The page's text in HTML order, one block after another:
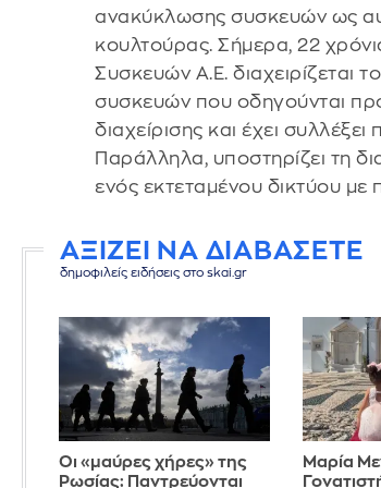
ανακύκλωσης συσκευών ως
κουλτούρας. Σήμερα, 22
Συσκευών Α.Ε. διαχειρίζεται
συσκευών που οδηγούνται
διαχείρισης και έχει
Παράλληλα, υποστηρίζει τη
ενός εκτεταμένου δικτύου
ΑΞΙΖΕΙ ΝΑ ΔΙΑΒΑΣΕΤΕ
δημοφιλείς ειδήσεις στο skai.gr
Οι «μαύρες χήρες» της
Ρωσίας: Παντρεύονται
Μαρία